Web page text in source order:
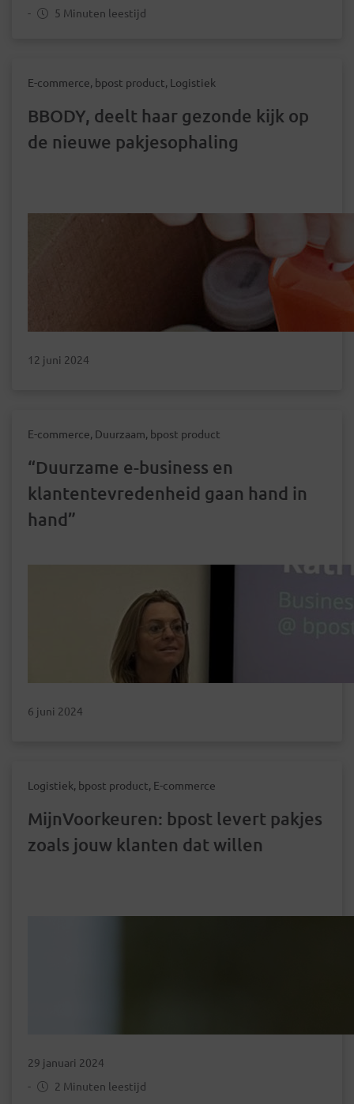
-
5 Minuten leestijd
E-commerce, bpost product, Logistiek
BBODY, deelt haar gezonde kijk op
de nieuwe pakjesophaling
12 juni 2024
E-commerce, Duurzaam, bpost product
“Duurzame e-business en
klantentevredenheid gaan hand in
hand”
6 juni 2024
Logistiek, bpost product, E-commerce
MijnVoorkeuren: bpost levert pakjes
zoals jouw klanten dat willen
29 januari 2024
-
2 Minuten leestijd